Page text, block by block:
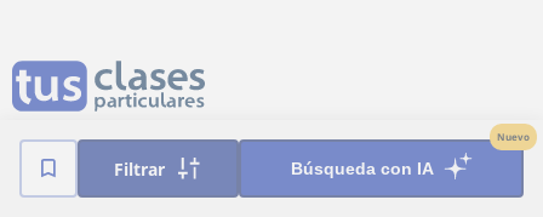
Filtrar Búsqueda con IA
Nuevo
Términos y condiciones